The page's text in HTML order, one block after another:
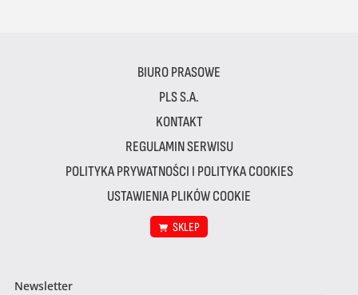
BIURO PRASOWE
PLS S.A.
KONTAKT
REGULAMIN SERWISU
POLITYKA PRYWATNOŚCI I POLITYKA COOKIES
USTAWIENIA PLIKÓW COOKIE
SKLEP
Newsletter